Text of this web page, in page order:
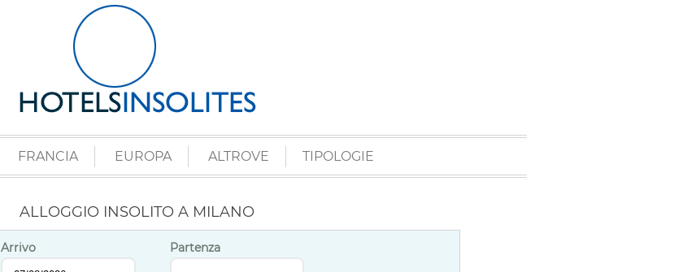
FRANCIA EUROPA ALTROVE TIPOLOGIE
ALLOGGIO INSOLITO A MILANO
Arrivo Partenza